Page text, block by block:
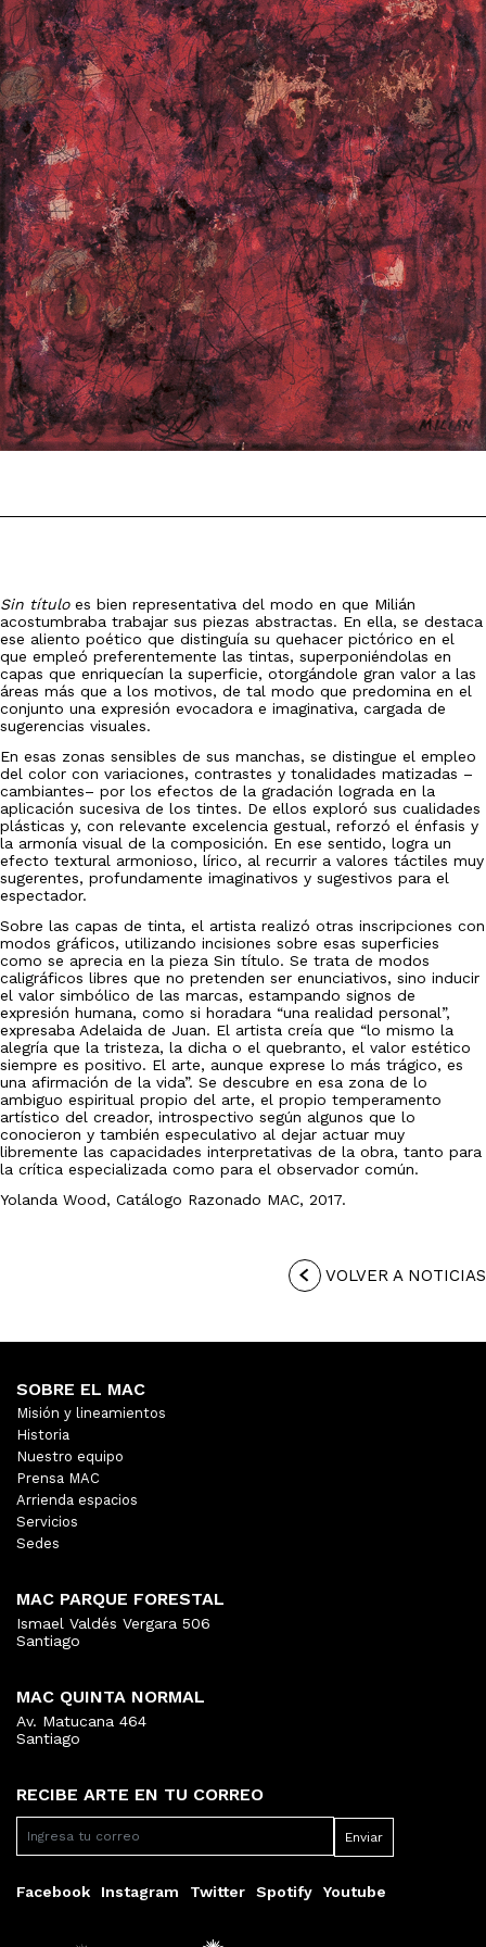
Sin títuloes bien representativa del modo en que Milián
acostumbraba trabajar sus piezas abstractas. En ella, se destaca
ese aliento poético que distinguía su quehacer pictórico en el
que empleó preferentemente las tintas, superponiéndolas en
capas que enriquecían la superficie, otorgándole gran valor a las
áreas más que a los motivos, de tal modo que predomina en el
conjunto una expresión evocadora e imaginativa, cargada de
sugerencias visuales.
En esas zonas sensibles de sus manchas, se distingue el empleo
del color con variaciones, contrastes y tonalidades matizadas –
cambiantes– por los efectos de la gradación lograda en la
aplicación sucesiva de los tintes. De ellos exploró sus cualidades
plásticas y, con relevante excelencia gestual, reforzó el énfasis y
la armonía visual de la composición. En ese sentido, logra un
efecto textural armonioso, lírico, al recurrir a valores táctiles muy
sugerentes, profundamente imaginativos y sugestivos para el
espectador.
Sobre las capas de tinta, el artista realizó otras inscripciones con
modos gráficos, utilizando incisiones sobre esas superficies
como se aprecia en la pieza Sin título. Se trata de modos
caligráficos libres que no pretenden ser enunciativos, sino inducir
el valor simbólico de las marcas, estampando signos de
expresión humana, como si horadara “una realidad personal”,
expresaba Adelaida de Juan. El artista creía que “lo mismo la
alegría que la tristeza, la dicha o el quebranto, el valor estético
siempre es positivo. El arte, aunque exprese lo más trágico, es
una afirmación de la vida”. Se descubre en esa zona de lo
ambiguo espiritual propio del arte, el propio temperamento
artístico del creador, introspectivo según algunos que lo
conocieron y también especulativo al dejar actuar muy
libremente las capacidades interpretativas de la obra, tanto para
la crítica especializada como para el observador común.
Yolanda Wood, Catálogo Razonado MAC, 2017.
VOLVER A NOTICIAS
RECIBE ARTE EN TU CORREO
Facebook Instagram Twitter Spotify Youtube
SOBRE EL MAC
Misión y lineamientos
Historia
Nuestro equipo
Prensa MAC
Arrienda espacios
Servicios
Sedes
MAC PARQUE FORESTAL
Ismael Valdés Vergara 506
Santiago
MAC QUINTA NORMAL
Av. Matucana 464
Santiago